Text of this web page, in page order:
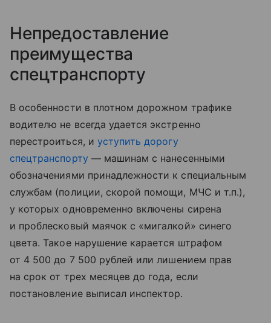
Непредоставление
преимущества
спецтранспорту
В особенности в плотном дорожном трафике
водителю не всегда удается экстренно
перестроиться, и уступить дорогу
спецтранспорту — машинам с нанесенными
обозначениями принадлежности к специальным
службам (полиции, скорой помощи, МЧС и т.п.),
у которых одновременно включены сирена
и проблесковый маячок с «мигалкой» синего
цвета. Такое нарушение карается штрафом
от 4 500 до 7 500 рублей или лишением прав
на срок от трех месяцев до года, если
постановление выписал инспектор.